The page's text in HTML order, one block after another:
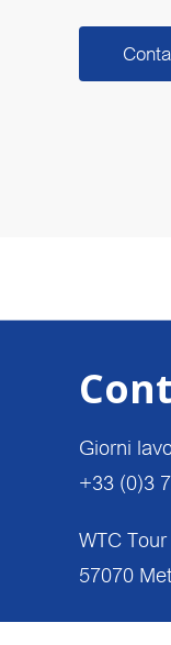
Giorni
+33 (0)3
WTC
57070